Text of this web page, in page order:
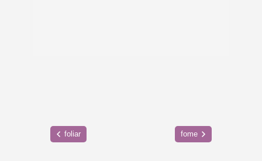
foliar fome